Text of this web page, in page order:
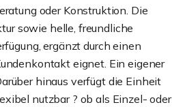
oder Konstruktion. Die
sowie helle, freundliche
ergänzt durch einen
eignet. Ein eigener
hinaus verfügt die Einheit
nutzbar ? ob als Einzel- oder